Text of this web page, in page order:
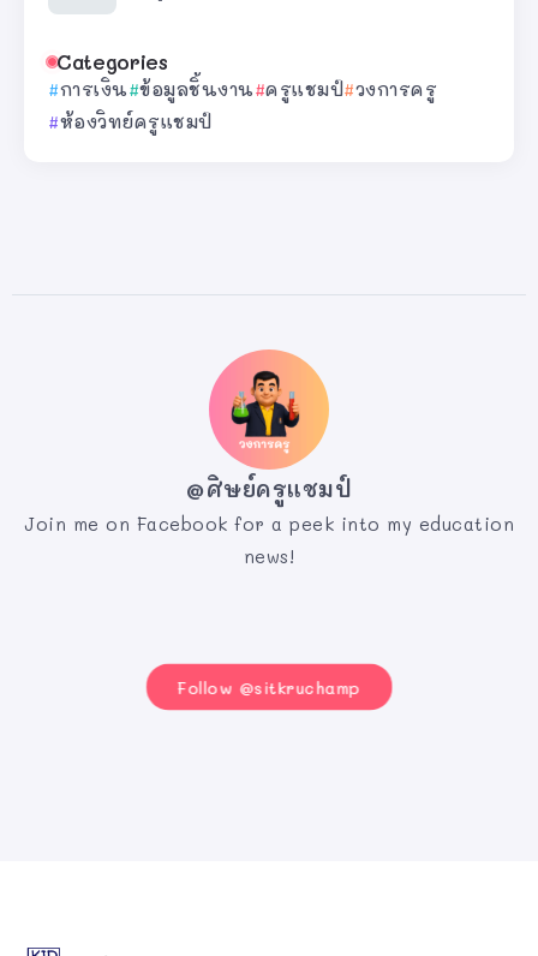
Categories
การเงิน ข้อมูลชิ้นงาน ครูแชมป์ วงการครู
ห้องวิทย์ครูแชมป์
@ศิษย์ครูแชมป์
Join me on Facebook for a peek into my education
news!
Follow @sitkruchamp